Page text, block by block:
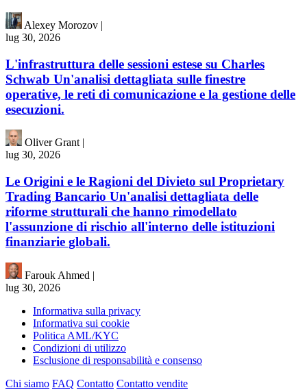
Alexey Morozov |
lug 30, 2026
L'infrastruttura delle sessioni estese su Charles
Schwab Un'analisi dettagliata sulle finestre
operative, le reti di comunicazione e la gestione delle
esecuzioni.
Oliver Grant |
lug 30, 2026
Le Origini e le Ragioni del Divieto sul Proprietary
Trading Bancario Un'analisi dettagliata delle
riforme strutturali che hanno rimodellato
l'assunzione di rischio all'interno delle istituzioni
finanziarie globali.
Farouk Ahmed |
lug 30, 2026
Informativa sulla privacy
Informativa sui cookie
Politica AML/KYC
Condizioni di utilizzo
Esclusione di responsabilità e consenso
Chi siamo FAQ Contatto Contatto vendite